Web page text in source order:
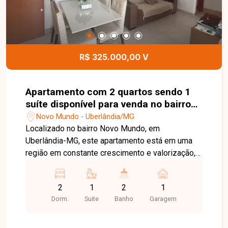
busca um apartamento pronto para morar, em uma
região em constante valorização de Uberlândia.
Entre em contato e agende sua visita!
R$ 325.000,00 V
Apartamento com 2 quartos sendo 1
suíte disponível para venda no bairro
Novo Mundo em Uberlândia-MG
Novo Mundo - Uberlândia/MG
Localizado no bairro Novo Mundo, em
Uberlândia-MG, este apartamento está em uma
região em constante crescimento e valorização,
principais vias da cidade. Próximo a
supermercados, farmácias, academias, escolas e
diversos comércios e serviços, oferece
2
Dorm.
1
Suite
2
Banho
1
Garagem